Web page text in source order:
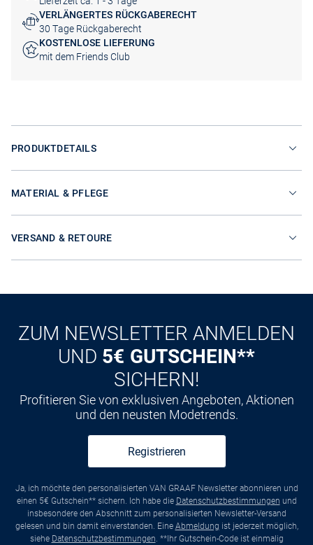
VERLÄNGERTES RÜCKGABERECHT
30 Tage Rückgaberecht
KOSTENLOSE LIEFERUNG
mit dem Friends Club
PRODUKTDETAILS
MATERIAL & PFLEGE
VERSAND & RETOURE
ZUM NEWSLETTER ANMELDEN
UND 5€ GUTSCHEIN**
SICHERN!
Profitieren Sie von exklusiven Angeboten, Aktionen
und den neusten Modetrends.
Registrieren
Ja, ich möchte den personalisierten VAN GRAAF Newsletter abonnieren und
einen 5€ Gutschein** sichern. Ich habe die Datenschutzbestimmungen und
insbesondere den Abschnitt zum personalisierten Newsletter-Versand
gelesen und bin damit einverstanden. Eine Abmeldung ist jederzeit möglich,
siehe Datenschutzbestimmungen. **Ihr Gutschein-Code ist einmalig